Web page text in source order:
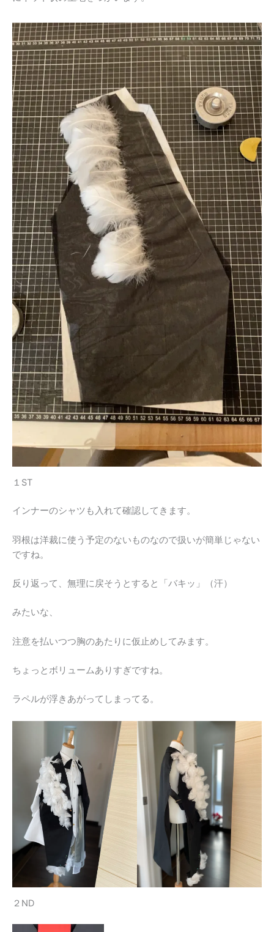
１ST
インナーのシャツも入れて確認してきます。
羽根は洋裁に使う予定のないものなので扱いが簡単じゃない
ですね。
反り返って、無理に戻そうとすると「バキッ」（汗）
みたいな、
注意を払いつつ胸のあたりに仮止めしてみます。
ちょっとボリュームありすぎですね。
ラペルが浮きあがってしまってる。
２ND